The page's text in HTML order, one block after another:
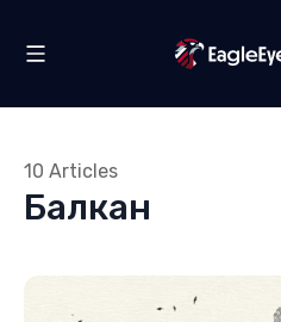
Балкан
10 Articles